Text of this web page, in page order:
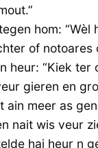
hom: “Wèl
of notoares
heur: “Kiek ter
gieren en
ain meer as
nait wis veur
hai heur n